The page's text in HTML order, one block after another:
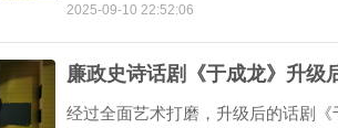
2025-09-10 22:52:06
廉政史诗话剧《于成龙》升级
经过全面艺术打磨，升级后的话剧